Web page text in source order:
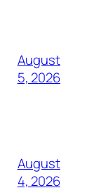
August
5, 2026
August
4, 2026